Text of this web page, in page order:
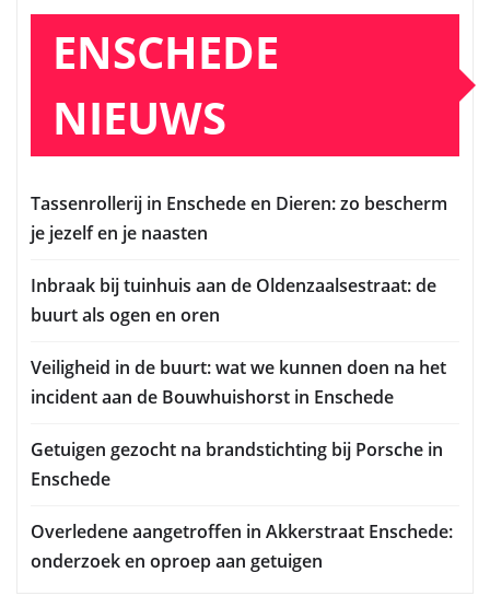
ENSCHEDE
NIEUWS
Tassenrollerij in Enschede en Dieren: zo bescherm
je jezelf en je naasten
Inbraak bij tuinhuis aan de Oldenzaalsestraat: de
buurt als ogen en oren
Veiligheid in de buurt: wat we kunnen doen na het
incident aan de Bouwhuishorst in Enschede
Getuigen gezocht na brandstichting bij Porsche in
Enschede
Overledene aangetroffen in Akkerstraat Enschede:
onderzoek en oproep aan getuigen